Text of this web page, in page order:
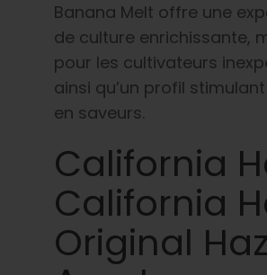
Banana Melt offre une
de culture enrichissante,
pour les cultivateurs
ainsi qu’un profil
en saveurs.
California
California
Original